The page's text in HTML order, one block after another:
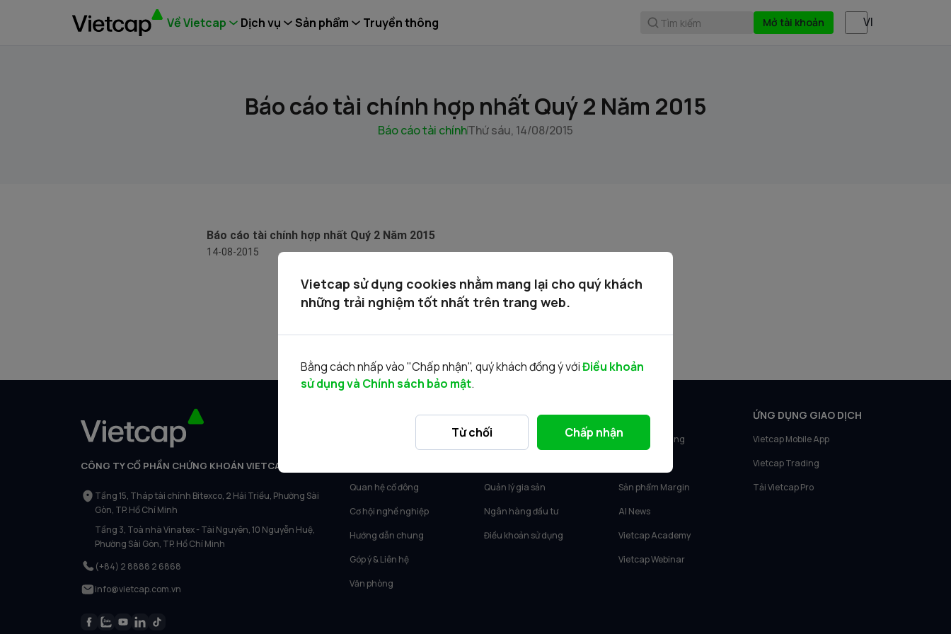
Về Vietcap Dịch vụ Sản phẩm Truyền thông Tìm kiếm Mở tài khoản
Báo cáo tài chính hợp nhất Quý 2 Năm 2015
Báo cáo tài chínhThứ sáu, 14/08/2015
Báo cáo tài chính hợp nhất Quý 2 Năm 2015
14-08-2015
CÔNG TY CỔ PHẦN CHỨNG KHOÁN VIETCAP
Tầng 15, Tháp tài chính Bitexco, 2 Hải Triều, Phường Sài
Gòn, TP. Hồ Chí Minh
Tầng 3, Toà nhà Vinatex - Tài Nguyên, 10 Nguyễn Huệ,
Phường Sài Gòn, TP. Hồ Chí Minh
(+84) 2 8888 2 6868
info@vietcap.com.vn
Quan hệ cổ đông
Cơ hội nghề nghiệp
Hướng dẫn chung
Góp ý & Liên hệ
Văn phòng
DỊCH VỤ
Tư vấn KH Cá nhân
Quản lý gia sản
Ngân hàng đầu tư
Điều khoản sử dụng
SẢN PHẨM
Vietcap Trading
Sản phẩm Margin
AI News
Vietcap Academy
Vietcap Webinar
ỨNG DỤNG GIAO DỊCH
Vietcap Mobile App
Vietcap Trading
Tải Vietcap Pro
Vietcap sử dụng cookies nhằm mang lại cho quý khách
những trải nghiệm tốt nhất trên trang web.
Bằng cách nhấp vào "Chấp nhận", quý khách đồng ý vớiĐiều khoản
sử dụng và Chính sách bảo mật.
Từ chối Chấp nhận